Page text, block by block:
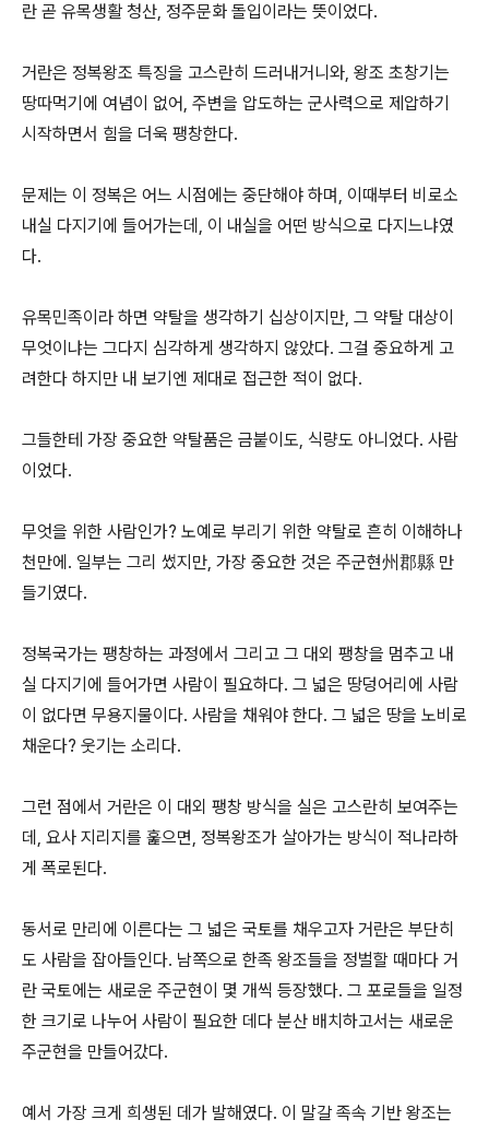
란 곧 유목생활 청산, 정주문화 돌입이라는 뜻이었다.
거란은 정복왕조 특징을 고스란히 드러내거니와, 왕조 초창기는
땅따먹기에 여념이 없어, 주변을 압도하는 군사력으로 제압하기
시작하면서 힘을 더욱 팽창한다.
문제는 이 정복은 어느 시점에는 중단해야 하며, 이때부터 비로소
내실 다지기에 들어가는데, 이 내실을 어떤 방식으로 다지느냐였
다.
유목민족이라 하면 약탈을 생각하기 십상이지만, 그 약탈 대상이
무엇이냐는 그다지 심각하게 생각하지 않았다. 그걸 중요하게 고
려한다 하지만 내 보기엔 제대로 접근한 적이 없다.
그들한테 가장 중요한 약탈품은 금붙이도, 식량도 아니었다. 사람
이었다.
무엇을 위한 사람인가? 노예로 부리기 위한 약탈로 흔히 이해하나
천만에. 일부는 그리 썼지만, 가장 중요한 것은 주군현州郡縣 만
들기였다.
정복국가는 팽창하는 과정에서 그리고 그 대외 팽창을 멈추고 내
실 다지기에 들어가면 사람이 필요하다. 그 넓은 땅덩어리에 사람
이 없다면 무용지물이다. 사람을 채워야 한다. 그 넓은 땅을 노비로
채운다? 웃기는 소리다.
그런 점에서 거란은 이 대외 팽창 방식을 실은 고스란히 보여주는
데, 요사 지리지를 훑으면, 정복왕조가 살아가는 방식이 적나라하
게 폭로된다.
동서로 만리에 이른다는 그 넓은 국토를 채우고자 거란은 부단히
도 사람을 잡아들인다. 남쪽으로 한족 왕조들을 정벌할 때마다 거
란 국토에는 새로운 주군현이 몇 개씩 등장했다. 그 포로들을 일정
한 크기로 나누어 사람이 필요한 데다 분산 배치하고서는 새로운
주군현을 만들어갔다.
예서 가장 크게 희생된 데가 발해였다. 이 말갈 족속 기반 왕조는